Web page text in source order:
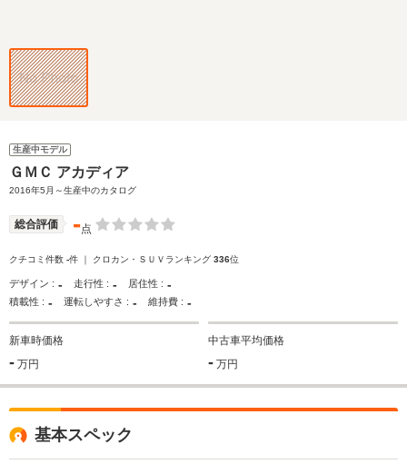
生産中モデル
ＧＭＣ アカディア
2016年5月～生産中のカタログ
総合評価 -点
クチコミ件数 -件 ｜ クロカン・ＳＵＶランキング 336位
デザイン : - 走行性 : - 居住性 : -
積載性 : - 運転しやすさ : - 維持費 : -
新車時価格
- 万円
中古車平均価格
- 万円
基本スペック